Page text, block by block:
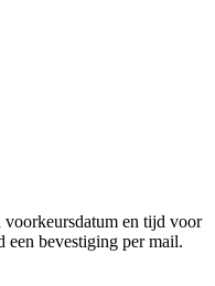
en tijd voor
bevestiging per mail.